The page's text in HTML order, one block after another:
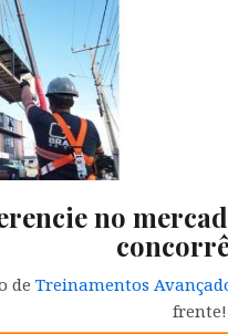
no
de Treinamentos
frente!